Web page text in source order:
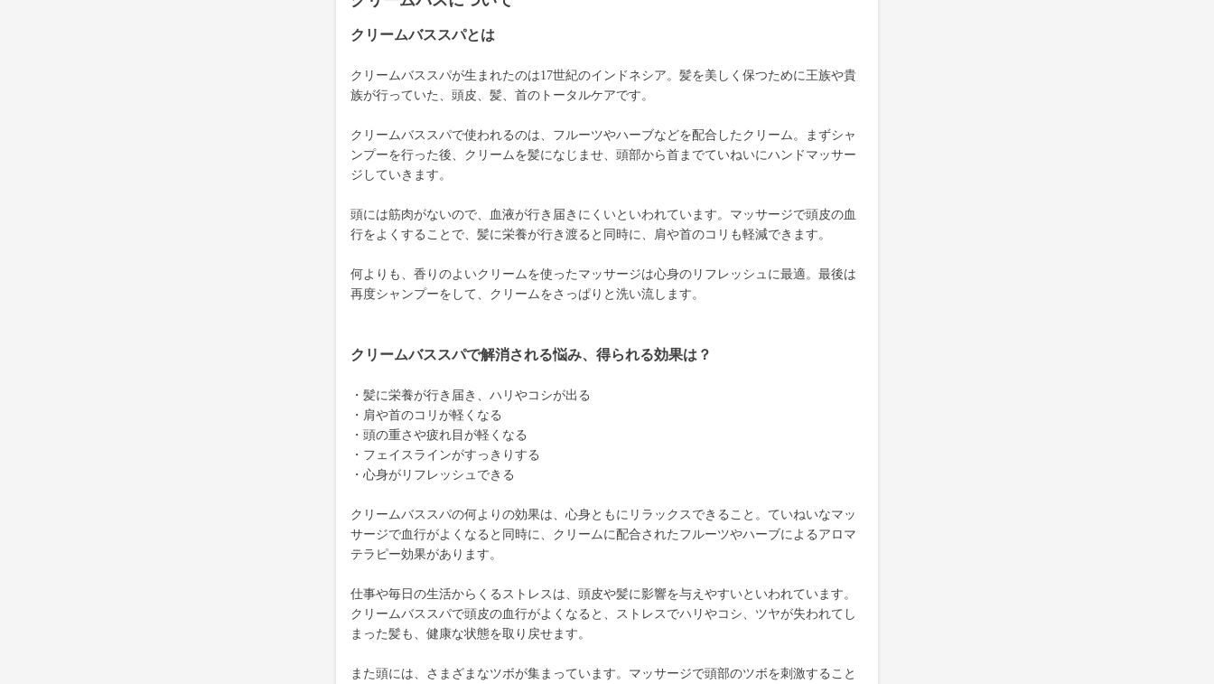
クリームバススパとは
クリームバススパが生まれたのは17世紀のインドネシア。髪を美しく保つために王族や貴
族が行っていた、頭皮、髪、首のトータルケアです。
クリームバススパで使われるのは、フルーツやハーブなどを配合したクリーム。まずシャ
ンプーを行った後、クリームを髪になじませ、頭部から首までていねいにハンドマッサー
ジしていきます。
頭には筋肉がないので、血液が行き届きにくいといわれています。マッサージで頭皮の血
行をよくすることで、髪に栄養が行き渡ると同時に、肩や首のコリも軽減できます。
何よりも、香りのよいクリームを使ったマッサージは心身のリフレッシュに最適。最後は
再度シャンプーをして、クリームをさっぱりと洗い流します。
クリームバススパで解消される悩み、得られる効果は？
・髪に栄養が行き届き、ハリやコシが出る
・肩や首のコリが軽くなる
・頭の重さや疲れ目が軽くなる
・フェイスラインがすっきりする
・心身がリフレッシュできる
クリームバススパの何よりの効果は、心身ともにリラックスできること。ていねいなマッ
サージで血行がよくなると同時に、クリームに配合されたフルーツやハーブによるアロマ
テラピー効果があります。
仕事や毎日の生活からくるストレスは、頭皮や髪に影響を与えやすいといわれています。
クリームバススパで頭皮の血行がよくなると、ストレスでハリやコシ、ツヤが失われてし
まった髪も、健康な状態を取り戻せます。
また頭には、さまざまなツボが集まっています。マッサージで頭部のツボを刺激すること